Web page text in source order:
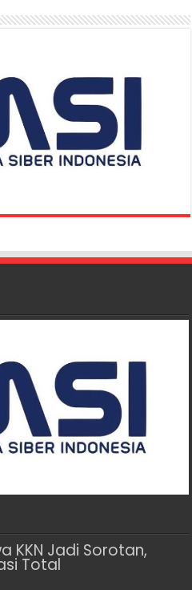
KKN Jadi Sorotan,
Total